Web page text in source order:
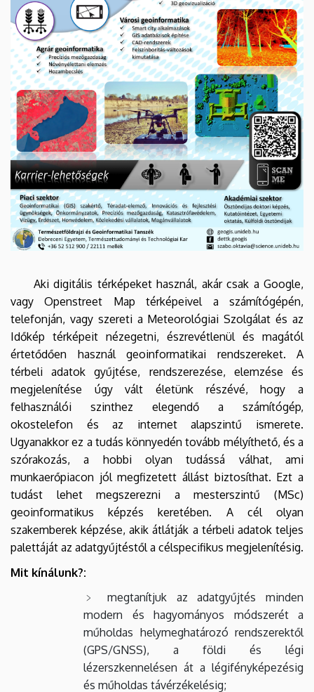
Aki digitális térképeket használ, akár csak a Google,
vagy Openstreet Map térképeivel a számítógépén,
telefonján, vagy szereti a Meteorológiai Szolgálat és az
Időkép térképeit nézegetni, észrevétlenül és magától
értetődően használ geoinformatikai rendszereket. A
térbeli adatok gyűjtése, rendszerezése, elemzése és
megjelenítése úgy vált életünk részévé, hogy a
felhasználói szinthez elegendő a számítógép,
okostelefon és az internet alapszintű ismerete.
Ugyanakkor ez a tudás könnyedén tovább mélyíthető, és a
szórakozás, a hobbi olyan tudássá válhat, ami
munkaerőpiacon jól megfizetett állást biztosíthat. Ezt a
tudást lehet megszerezni a mesterszintű (MSc)
geoinformatikus képzés keretében. A cél olyan
szakemberek képzése, akik átlátják a térbeli adatok teljes
palettáját az adatgyűjtéstől a célspecifikus megjelenítésig.
Mit kínálunk?:
megtanítjuk az adatgyűjtés minden
modern és hagyományos módszerét a
műholdas helymeghatározó rendszerektől
(GPS/GNSS), a földi és légi
lézerszkennelésen át a légifényképezésig
és műholdas távérzékelésig;